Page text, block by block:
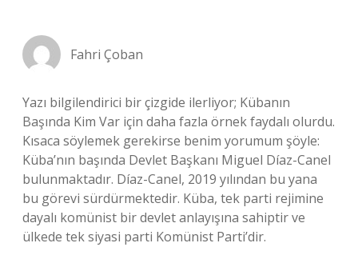
Fahri Çoban
Yazı bilgilendirici bir çizgide ilerliyor; Kübanın
Başında Kim Var için daha fazla örnek faydalı olurdu.
Kısaca söylemek gerekirse benim yorumum şöyle:
Küba’nın başında Devlet Başkanı Miguel Díaz-Canel
bulunmaktadır. Díaz-Canel, 2019 yılından bu yana
bu görevi sürdürmektedir. Küba, tek parti rejimine
dayalı komünist bir devlet anlayışına sahiptir ve
ülkede tek siyasi parti Komünist Parti’dir.